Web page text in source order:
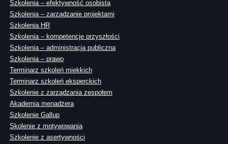
Szkolenia – efektywność osobista
Szkolenia – zarządzanie projektami
Szkolenia HR
Szkolenia – kompetencje przyszłości
Szkolenia – administracja publiczna
Szkolenia – prawo
Terminarz szkoleń miękkich
Terminarz szkoleń eksperckich
Szkolenie z zarządzania zespołem
Akademia menadżera
Szkolenie Gallup
Skolenie z motywowania
Szkolenie z asertywności